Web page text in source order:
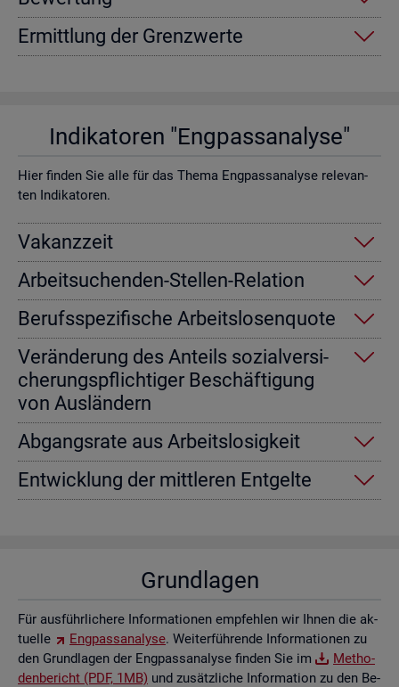
Er­mitt­lung der Grenz­wer­te
In­di­ka­to­ren "Eng­pass­ana­ly­se"
Hier fin­den Sie alle für das Thema Eng­pass­ana­ly­se re­le­van­
ten In­di­ka­to­ren.
Va­kanz­zeit
Ar­beit­su­chen­den-Stel­len-Re­la­ti­on
Be­rufs­spe­zi­fi­sche Ar­beits­lo­sen­quo­te
Ver­än­de­rung des An­teils so­zi­al­ver­si­
che­rungs­pflich­ti­ger Be­schäf­ti­gung
von Aus­län­dern
Ab­gangs­ra­te aus Ar­beits­lo­sig­keit
Ent­wick­lung der mitt­le­ren Ent­gel­te
Grund­la­gen
Für aus­führ­li­che­re In­for­ma­tio­nen emp­feh­len wir Ihnen die ak­
tu­el­le
Eng­pass­ana­ly­se. Wei­ter­füh­ren­de In­for­ma­tio­nen zu
den Grund­la­gen der Eng­pass­ana­ly­se fin­den Sie im
Me­tho­
den­be­richt (PDF, 1MB) und zu­sätz­li­che In­for­ma­ti­on zu den Be­